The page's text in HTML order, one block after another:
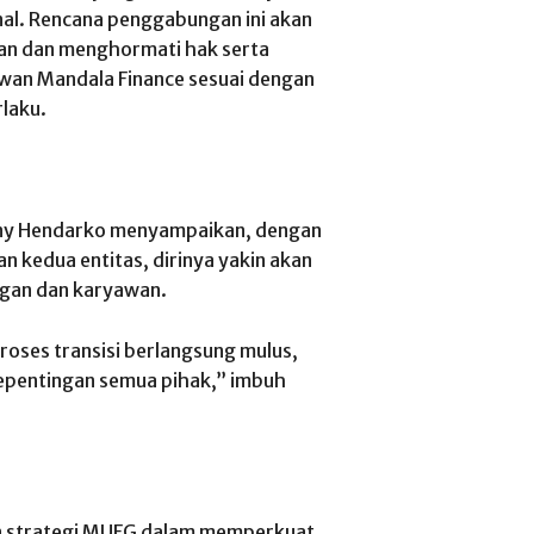
Rencana penggabungan ini akan
dan menghormati hak serta
Mandala Finance sesuai dengan
Hendarko menyampaikan, dengan
kedua entitas, dirinya yakin akan
dan karyawan.
transisi berlangsung mulus,
semua pihak,” imbuh